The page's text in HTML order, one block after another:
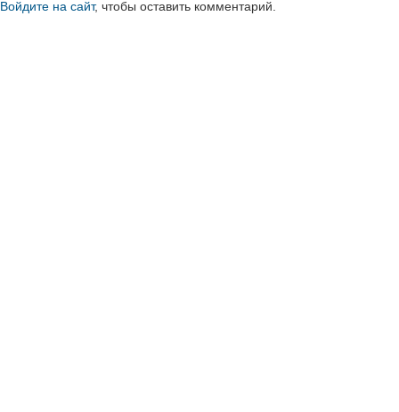
Войдите на сайт, чтобы оставить комментарий.